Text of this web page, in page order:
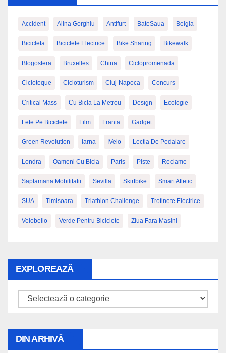
Accident Alina Gorghiu Antifurt BateSaua Belgia
Bicicleta Biciclete Electrice Bike Sharing Bikewalk
Blogosfera Bruxelles China Ciclopromenada
Cicloteque Cicloturism Cluj-Napoca Concurs
Critical Mass Cu Bicla La Metrou Design Ecologie
Fete Pe Biciclete Film Franta Gadget
Green Revolution Iarna IVelo Lectia De Pedalare
Londra Oameni Cu Bicla Paris Piste Reclame
Saptamana Mobilitatii Sevilla Skirtbike Smart Atletic
SUA Timisoara Triathlon Challenge Trotinete Electrice
Velobello Verde Pentru Biciclete Ziua Fara Masini
EXPLOREAZĂ
Explorează
DIN ARHIVĂ